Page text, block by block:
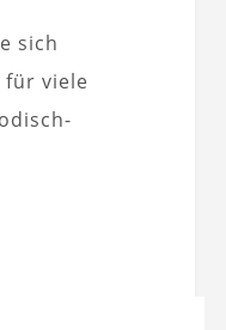
sich
für viele